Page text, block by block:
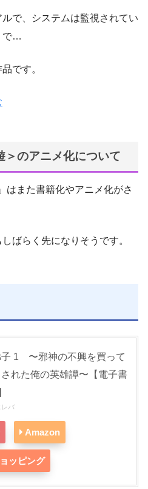
で、システムは監視されてい
で…
です。
＞のアニメ化について
はまた書籍化やアニメ化がさ
ばらく先になりそうです。
子 1 〜邪神の不興を買って
れた俺の英雄譚〜【電子書
レバ
Amazon
ッピング